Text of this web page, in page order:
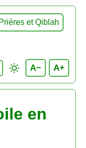
et Qiblah
A− A+
en